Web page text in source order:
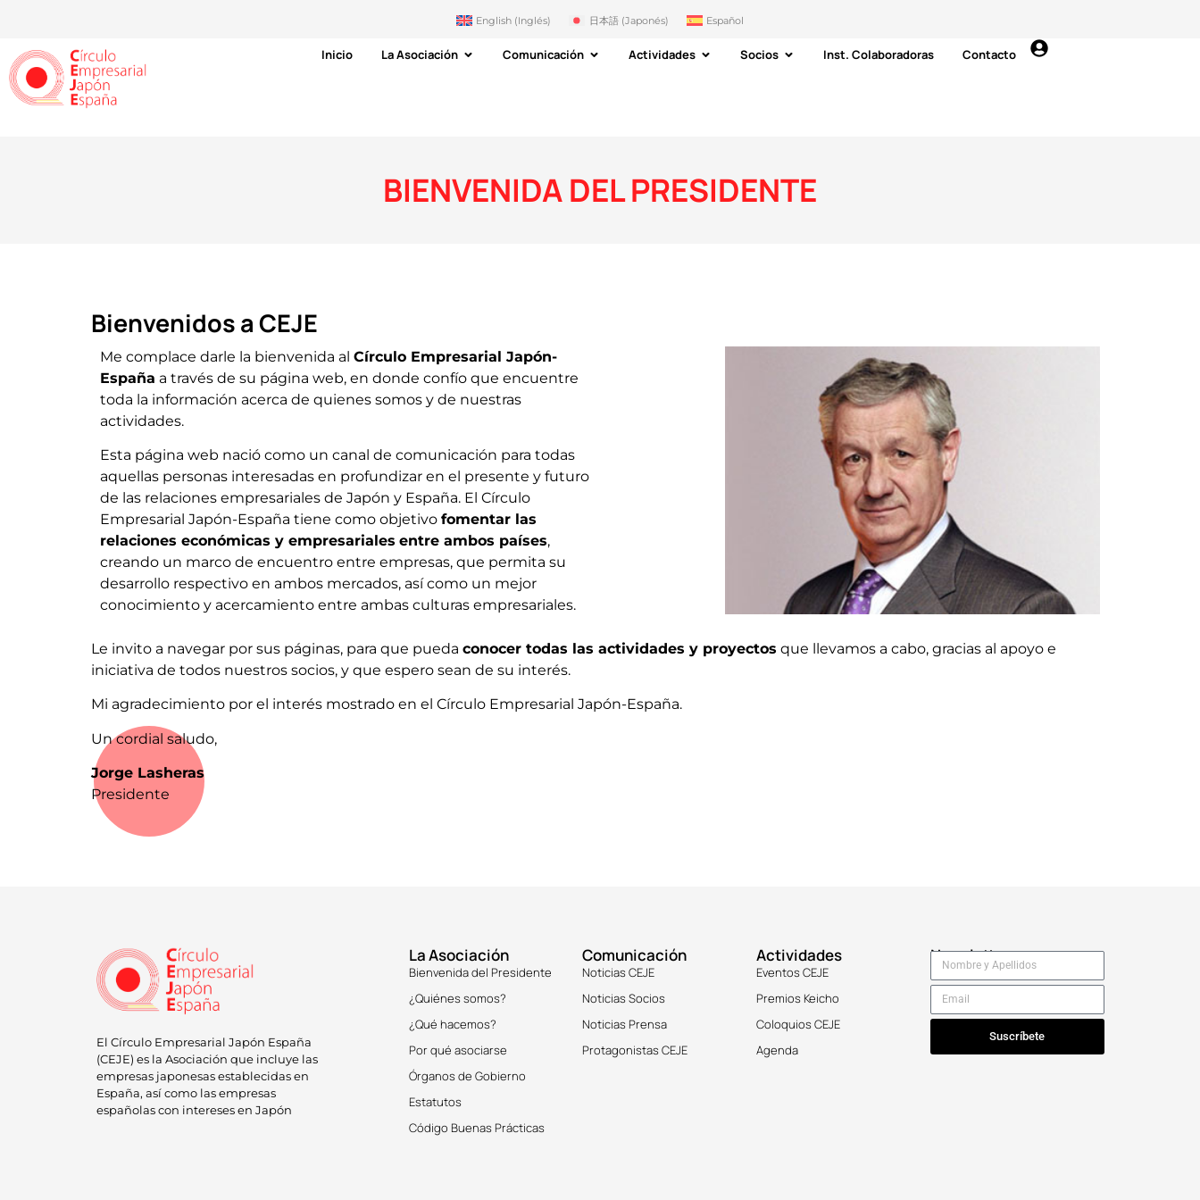
English (Inglés) 日本語(Japonés) Español
Inicio La Asociación Comunicación Actividades Socios Inst. Colaboradoras Contacto
BIENVENIDA DEL PRESIDENTE
Bienvenidos a CEJE
Me complace darle la bienvenida al Círculo Empresarial Japón-
España a través de su página web, en donde confío que encuentre
toda la información acerca de quienes somos y de nuestras
actividades.
Esta página web nació como un canal de comunicación para todas
aquellas personas interesadas en profundizar en el presente y futuro
de las relaciones empresariales de Japón y España. El Círculo
Empresarial Japón-España tiene como objetivo fomentar las
relaciones económicas y empresariales entre ambos países,
creando un marco de encuentro entre empresas, que permita su
desarrollo respectivo en ambos mercados, así como un mejor
conocimiento y acercamiento entre ambas culturas empresariales.
Le invito a navegar por sus páginas, para que pueda conocer todas las actividades y proyectos que llevamos a cabo, gracias al apoyo e
iniciativa de todos nuestros socios, y que espero sean de su interés.
Mi agradecimiento por el interés mostrado en el Círculo Empresarial Japón-España.
Un cordial saludo,
Jorge Lasheras
Presidente
El Círculo Empresarial Japón España
(CEJE) es la Asociación que incluye las
empresas japonesas establecidas en
España, así como las empresas
españolas con intereses en Japón
La Asociación
Bienvenida del Presidente
¿Quiénes somos?
¿Qué hacemos?
Por qué asociarse
Órganos de Gobierno
Estatutos
Código Buenas Prácticas
Comunicación
Noticias CEJE
Noticias Socios
Noticias Prensa
Protagonistas CEJE
Actividades
Eventos CEJE
Premios Keicho
Coloquios CEJE
Agenda
Newsletter
Suscríbete